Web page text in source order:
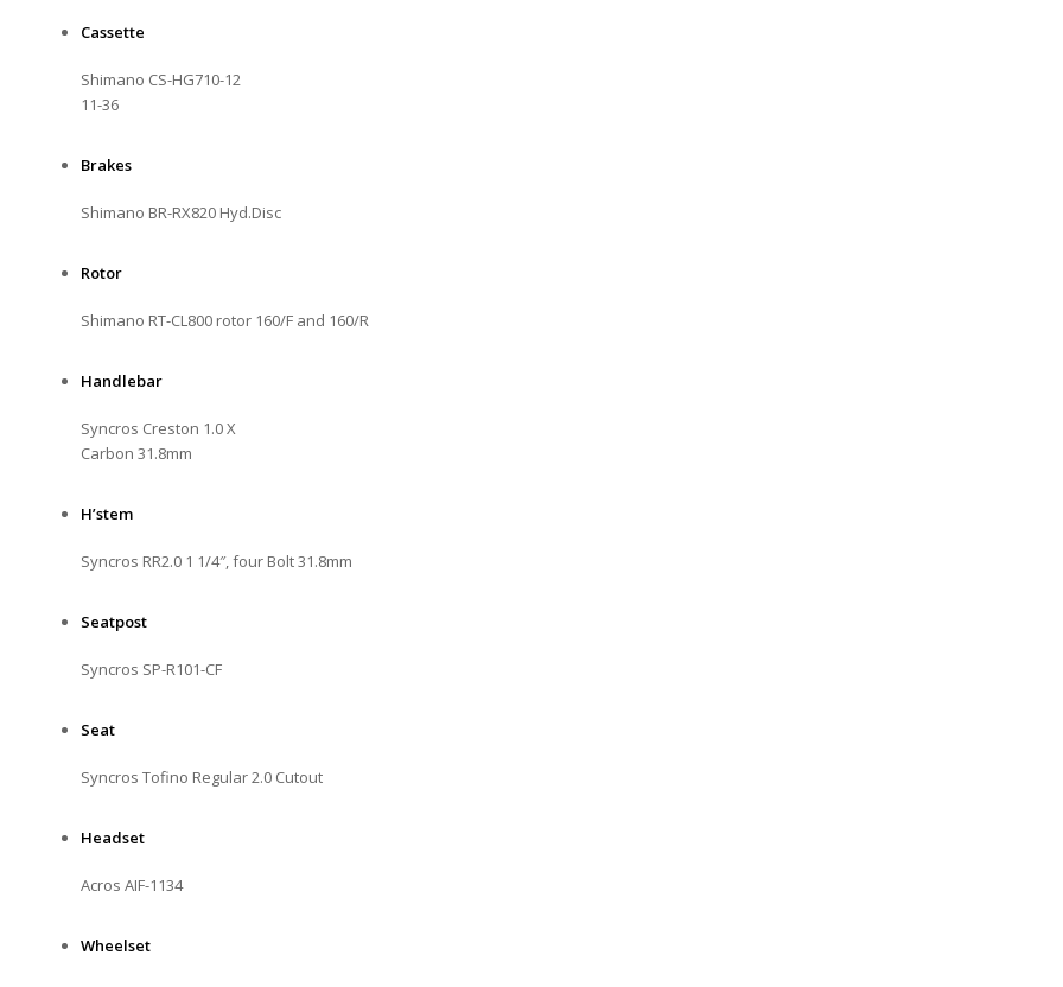
Cassette
Shimano CS-HG710-12
11-36
Brakes
Shimano BR-RX820 Hyd.Disc
Rotor
Shimano RT-CL800 rotor 160/F and 160/R
Handlebar
Syncros Creston 1.0 X
Carbon 31.8mm
H’stem
Syncros RR2.0 1 1/4″, four Bolt 31.8mm
Seatpost
Syncros SP-R101-CF
Seat
Syncros Tofino Regular 2.0 Cutout
Headset
Acros AIF-1134
Wheelset